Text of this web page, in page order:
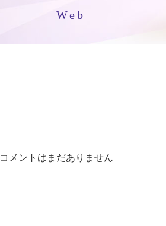
Web
コメントはまだありません